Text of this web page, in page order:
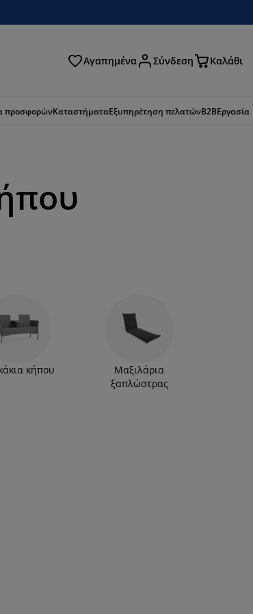
Αγαπημένα Σύνδεση Καλάθι
προσφορώνΚαταστήματαΕξυπηρέτηση πελατώνB2BΕργασία
κήπου
Μαξιλάρια
ξαπλώστρας